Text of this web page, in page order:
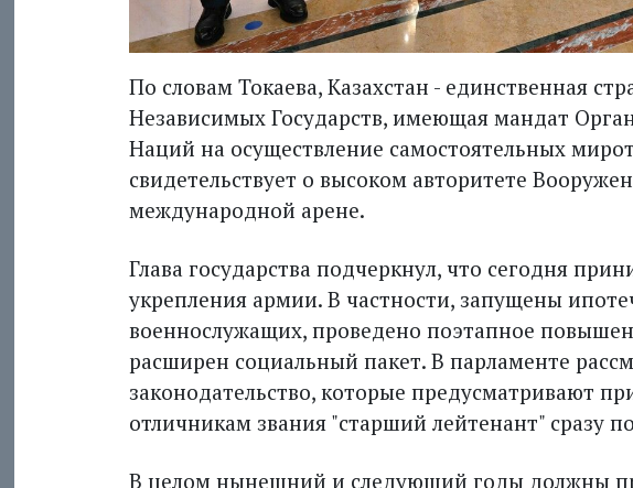
По словам Токаева, Казахстан - единственная
Независимых Государств, имеющая мандат
Наций на осуществление самостоятельных
свидетельствует о высоком авторитете
международной арене.
Глава государства подчеркнул, что сегодня
укрепления армии. В частности, запущены
военнослужащих, проведено поэтапное
расширен социальный пакет. В парламенте
законодательство, которые предусматривают
отличникам звания "старший лейтенант" сразу
В целом нынешний и следующий годы должны